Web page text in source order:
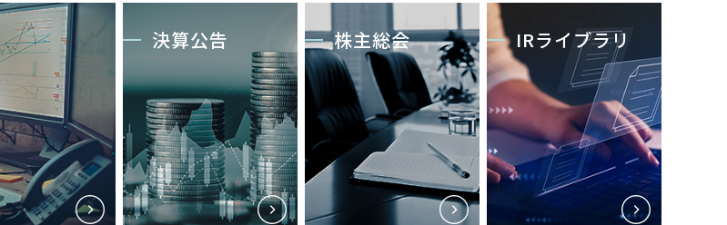
決算公告 株主総会 IRライブラリ